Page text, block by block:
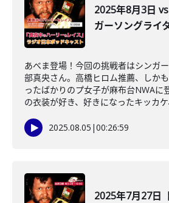
2025年8月3日
ガーソングライ
あべま登場！今回の挑戦者はシンガ
部真央さん。高橋ヒロム推薦、しか
ったばかりのプ女子が麻布台NWAに
の衣装が好き、好きになったキッカケ
2025.08.05 |00:26:59
2025年7月27日